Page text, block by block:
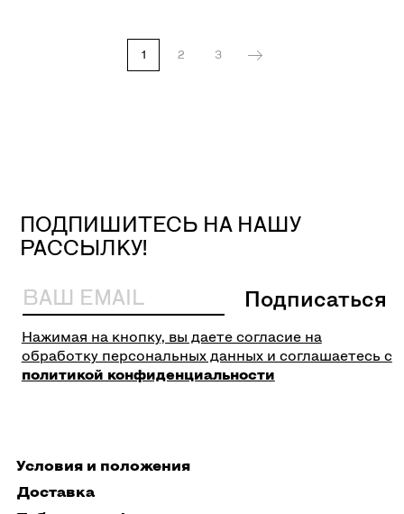
1 2 3
Условия и положения
Доставка